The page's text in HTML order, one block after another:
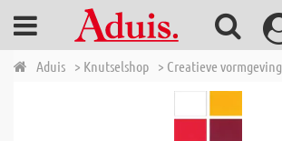
Aduis > Knutselshop > Creatieve vormgeving